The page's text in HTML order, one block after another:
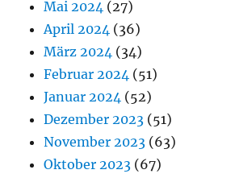
Mai 2024 (27)
April 2024 (36)
März 2024 (34)
Februar 2024 (51)
Januar 2024 (52)
Dezember 2023 (51)
November 2023 (63)
Oktober 2023 (67)